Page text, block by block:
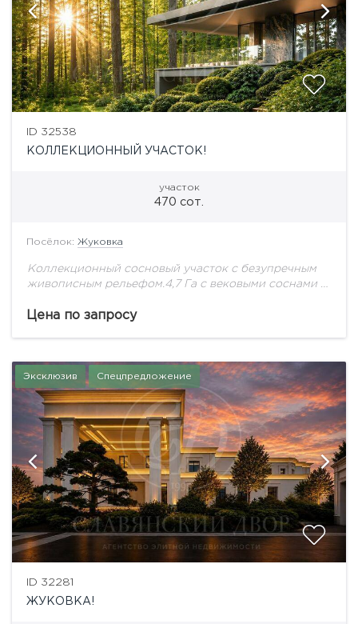
ID 32538
КОЛЛЕКЦИОННЫЙ УЧАСТОК!
участок
470 сот.
Посёлок: Жуковка
Коллекционный сосновый участок с безупречным
живописным рельефом.4,7 Га с вековыми соснами -
Цена по запросу
Эксклюзив Спецпредложение
ID 32281
ЖУКОВКА!